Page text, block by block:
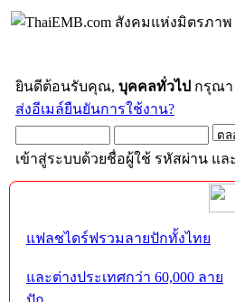
ยินดีต้อนรับคุณ, บุคคลทั่วไป กรุณา
ส่งอีเมล์ยืนยันการใช้งาน?
เข้าสู่ระบบด้วยชื่อผู้ใช้ รหัสผ่าน แล
กฏ-กติกา :ห้ามจำหน่าย, จ่ายแจก
ไม่ว่าจะเป็นทางหน้าบอร์ด หรือห
แฟลชไดร์ฟรวมลายปักทั้งไทย
และต่างประเทศกว่า 60,000 ลาย